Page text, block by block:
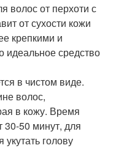
волос от перхоти с
от сухости кожи
крепкими и
идеальное средство
в чистом виде.
волос,
в кожу. Время
30-50 минут, для
голову